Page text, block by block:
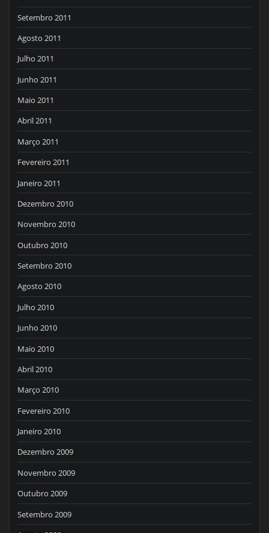
Setembro 2011
Agosto 2011
Julho 2011
Junho 2011
Maio 2011
Abril 2011
Março 2011
Fevereiro 2011
Janeiro 2011
Dezembro 2010
Novembro 2010
Outubro 2010
Setembro 2010
Agosto 2010
Julho 2010
Junho 2010
Maio 2010
Abril 2010
Março 2010
Fevereiro 2010
Janeiro 2010
Dezembro 2009
Novembro 2009
Outubro 2009
Setembro 2009